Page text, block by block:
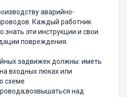
аварийно-
Каждый работник
эти инструкции и свои
повреждения.
задвижек должны: иметь
входных люках или
схеме
над